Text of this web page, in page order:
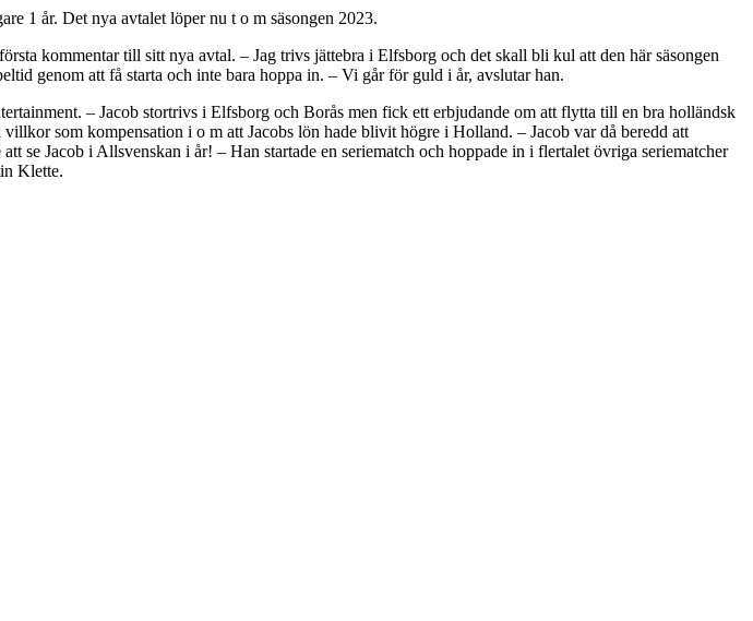
1 år. Det nya avtalet löper nu t o m säsongen 2023.
kommentar till sitt nya avtal. – Jag trivs jättebra i Elfsborg och det skall bli kul att den här säsongen
genom att få starta och inte bara hoppa in. – Vi går för guld i år, avslutar han.
– Jacob stortrivs i Elfsborg och Borås men fick ett erbjudande om att flytta till en bra holländsk
som kompensation i o m att Jacobs lön hade blivit högre i Holland. – Jacob var då beredd att
se Jacob i Allsvenskan i år! – Han startade en seriematch och hoppade in i flertalet övriga seriematcher
Klette.